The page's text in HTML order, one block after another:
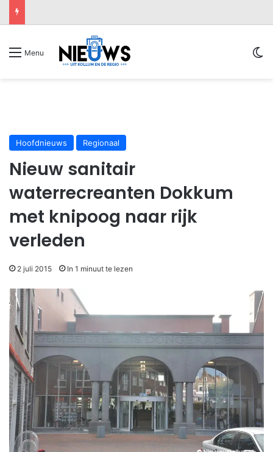
Menu
Hoofdnieuws Regionaal
Nieuw sanitair
waterrecreanten Dokkum
met knipoog naar rijk
verleden
2 juli 2015 In 1 minuut te lezen